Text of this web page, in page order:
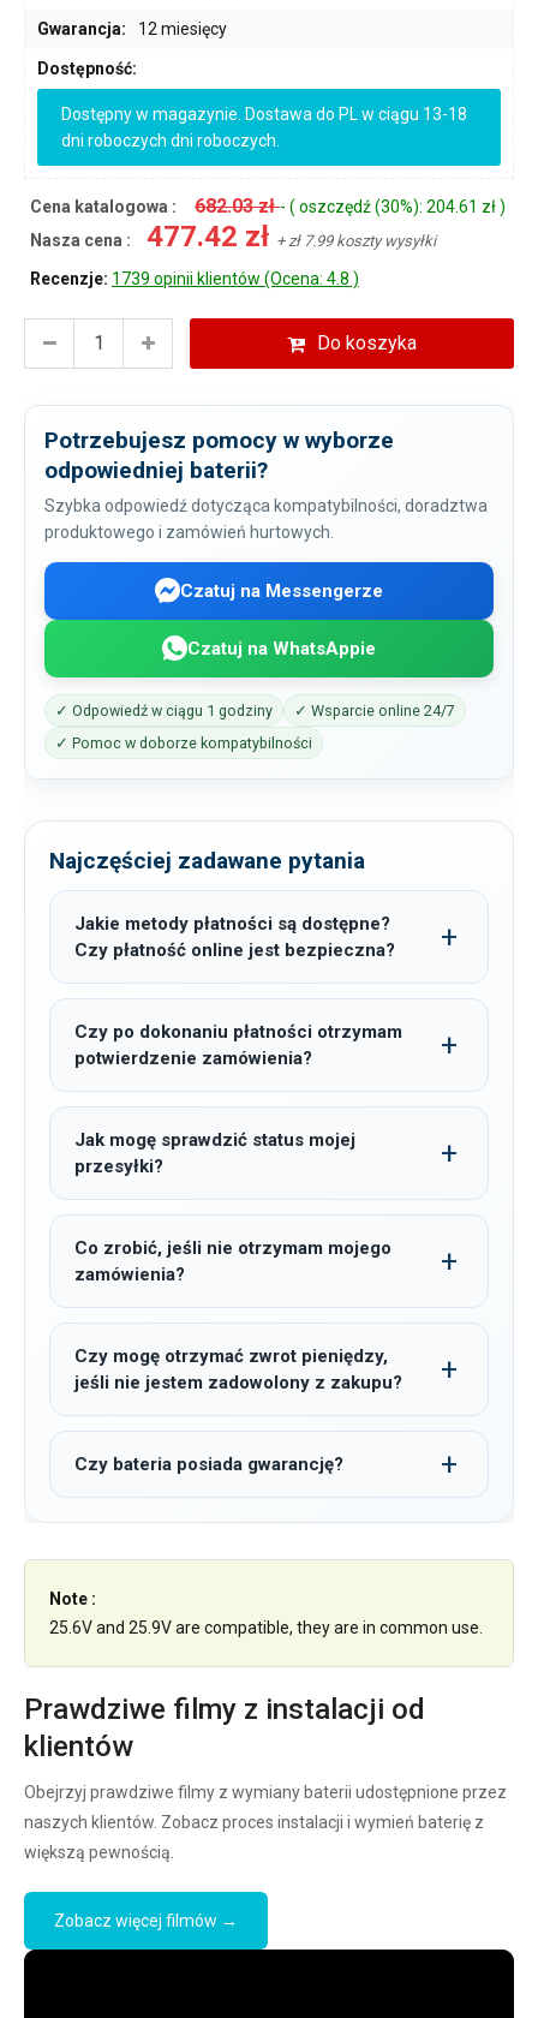
Gwarancja: 12 miesięcy
Dostępność:
Dostępny w magazynie. Dostawa do PL w ciągu 13-18
dni roboczych dni roboczych.
Cena katalogowa : 682.03 zł- ( oszczędź (30%): 204.61 zł )
Nasza cena :
477.42 zł + zł 7.99 koszty wysyłki
Recenzje: 1739 opinii klientów (Ocena: 4.8 )
Do koszyka
Potrzebujesz pomocy w wyborze
odpowiedniej baterii?
Szybka odpowiedź dotycząca kompatybilności, doradztwa
produktowego i zamówień hurtowych.
Czatuj na Messengerze
Czatuj na WhatsAppie
✓ Odpowiedź w ciągu 1 godziny
✓ Wsparcie online 24/7
✓ Pomoc w doborze kompatybilności
Najczęściej zadawane pytania
Jakie metody płatności są dostępne?
Czy płatność online jest bezpieczna?
Czy po dokonaniu płatności otrzymam
potwierdzenie zamówienia?
Jak mogę sprawdzić status mojej
przesyłki?
Co zrobić, jeśli nie otrzymam mojego
zamówienia?
Czy mogę otrzymać zwrot pieniędzy,
jeśli nie jestem zadowolony z zakupu?
Czy bateria posiada gwarancję?
Note :
25.6V and 25.9V are compatible, they are in common use.
Prawdziwe filmy z instalacji od
klientów
Obejrzyj prawdziwe filmy z wymiany baterii udostępnione przez
naszych klientów. Zobacz proces instalacji i wymień baterię z
większą pewnością.
Zobacz więcej filmów →